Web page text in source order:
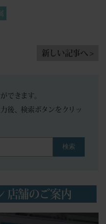
新しい記事へ >
できます。
後、検索ボタンをクリッ
検索
店舗のご案内